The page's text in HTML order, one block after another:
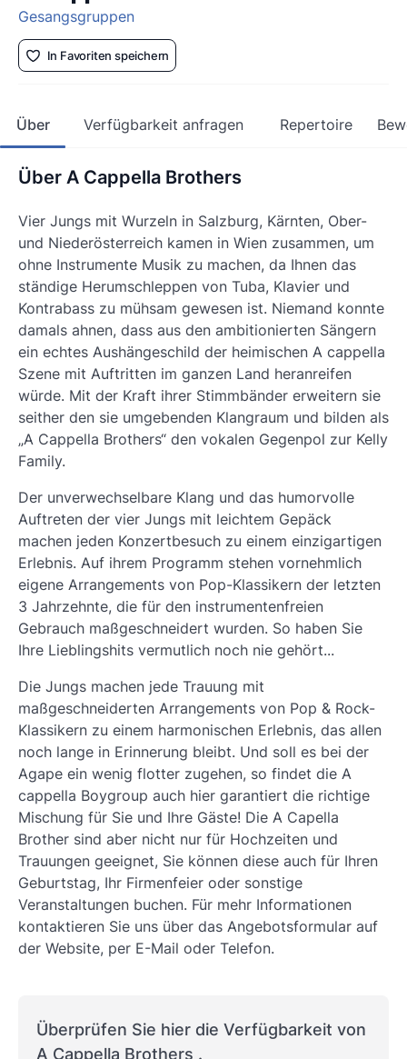
Gesangsgruppen
In Favoriten speichern
Über Verfügbarkeit anfragen Repertoire
Über A Cappella Brothers
Vier Jungs mit Wurzeln in Salzburg, Kärnten, Ober-
und Niederösterreich kamen in Wien zusammen, um
ohne Instrumente Musik zu machen, da Ihnen das
ständige Herumschleppen von Tuba, Klavier und
Kontrabass zu mühsam gewesen ist. Niemand konnte
damals ahnen, dass aus den ambitionierten Sängern
ein echtes Aushängeschild der heimischen A cappella
Szene mit Auftritten im ganzen Land heranreifen
würde. Mit der Kraft ihrer Stimmbänder erweitern sie
seither den sie umgebenden Klangraum und bilden als
„A Cappella Brothers“ den vokalen Gegenpol zur Kelly
Family.
Der unverwechselbare Klang und das humorvolle
Auftreten der vier Jungs mit leichtem Gepäck
machen jeden Konzertbesuch zu einem einzigartigen
Erlebnis. Auf ihrem Programm stehen vornehmlich
eigene Arrangements von Pop-Klassikern der letzten
3 Jahrzehnte, die für den instrumentenfreien
Gebrauch maßgeschneidert wurden. So haben Sie
Ihre Lieblingshits vermutlich noch nie gehört...
Die Jungs machen jede Trauung mit
maßgeschneiderten Arrangements von Pop & Rock-
Klassikern zu einem harmonischen Erlebnis, das allen
noch lange in Erinnerung bleibt. Und soll es bei der
Agape ein wenig flotter zugehen, so findet die A
cappella Boygroup auch hier garantiert die richtige
Mischung für Sie und Ihre Gäste! Die A Capella
Brother sind aber nicht nur für Hochzeiten und
Trauungen geeignet, Sie können diese auch für Ihren
Geburtstag, Ihr Firmenfeier oder sonstige
Veranstaltungen buchen. Für mehr Informationen
kontaktieren Sie uns über das Angebotsformular auf
der Website, per E-Mail oder Telefon.
Überprüfen Sie hier die Verfügbarkeit von
A Cappella Brothers .